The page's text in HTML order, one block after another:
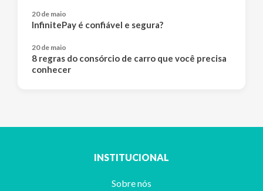
20 de maio
InfinitePay é confiável e segura?
20 de maio
8 regras do consórcio de carro que você precisa
conhecer
INSTITUCIONAL
Sobre nós